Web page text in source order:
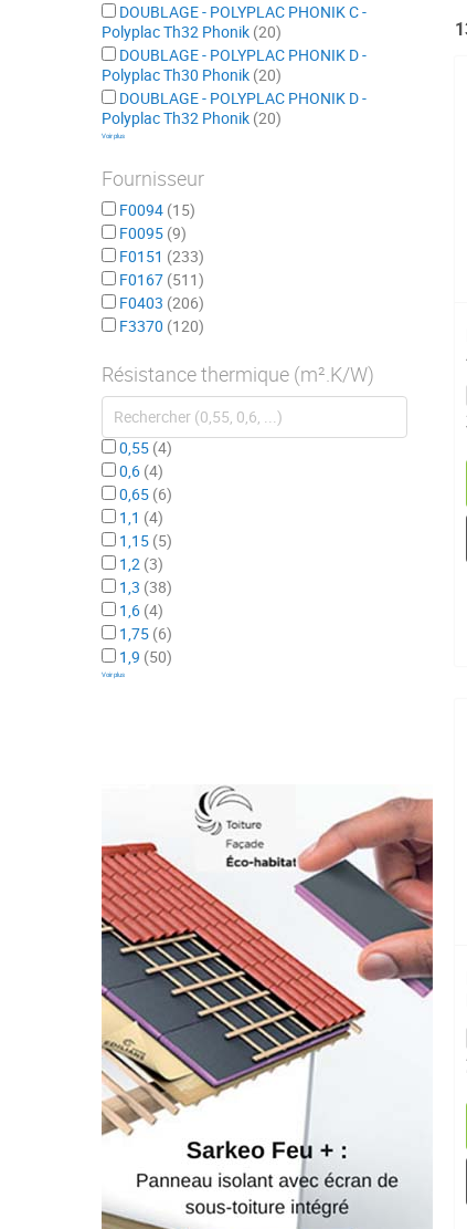
DOUBLAGE - POLYPLAC PHONIK C -
Polyplac Th32 Phonik 20
DOUBLAGE - POLYPLAC PHONIK D -
Polyplac Th30 Phonik 20
DOUBLAGE - POLYPLAC PHONIK D -
Polyplac Th32 Phonik 20
Voir plus
Fournisseur
F0094 15
F0095 9
F0151 233
F0167 511
F0403 206
F3370 120
Résistance thermique (m².K/W)
0,55 4
0,6 4
0,65 6
1,1 4
1,15 5
1,2 3
1,3 38
1,6 4
1,75 6
1,9 50
Voir plus